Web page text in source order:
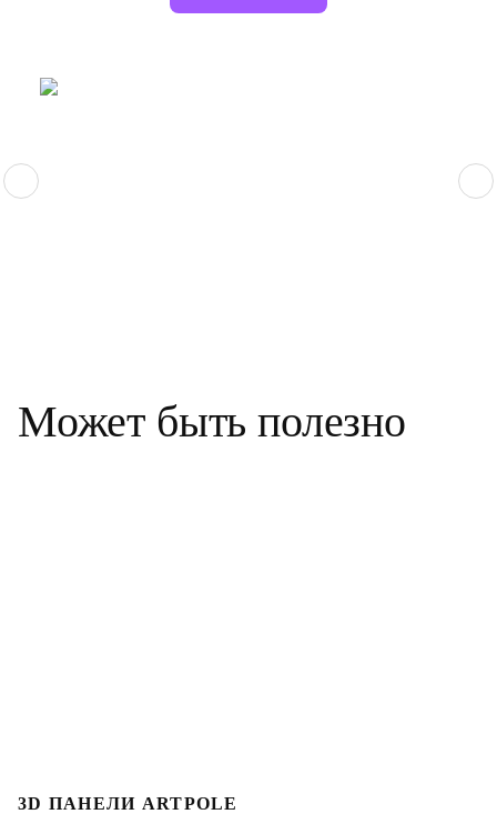
Может быть полезно
3D ПАНЕЛИ ARTPOLE